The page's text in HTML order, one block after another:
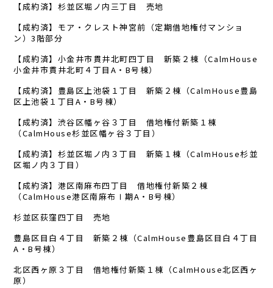
【成約済】杉並区堀ノ内三丁目 売地
【成約済】モア・クレスト神宮前（定期借地権付マンショ
ン）3階部分
【成約済】小金井市貫井北町四丁目 新築２棟（CalmHouse
小金井市貫井北町４丁目A・B号棟）
【成約済】豊島区上池袋１丁目 新築２棟（CalmHouse豊島
区上池袋１丁目A・B号棟）
【成約済】渋谷区幡ヶ谷３丁目 借地権付新築１棟
（CalmHouse杉並区幡ヶ谷３丁目）
【成約済】杉並区堀ノ内３丁目 新築１棟（CalmHouse杉並
区堀ノ内３丁目）
【成約済】港区南麻布四丁目 借地権付新築２棟
（CalmHouse港区南麻布Ⅰ期A・B号棟）
杉並区荻窪四丁目 売地
豊島区目白４丁目 新築２棟（CalmHouse豊島区目白４丁目
A・B号棟）
北区西ヶ原３丁目 借地権付新築１棟（CalmHouse北区西ヶ
原）